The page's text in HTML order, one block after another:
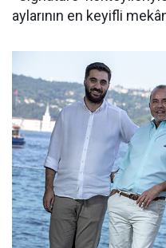
aylarının en keyifli